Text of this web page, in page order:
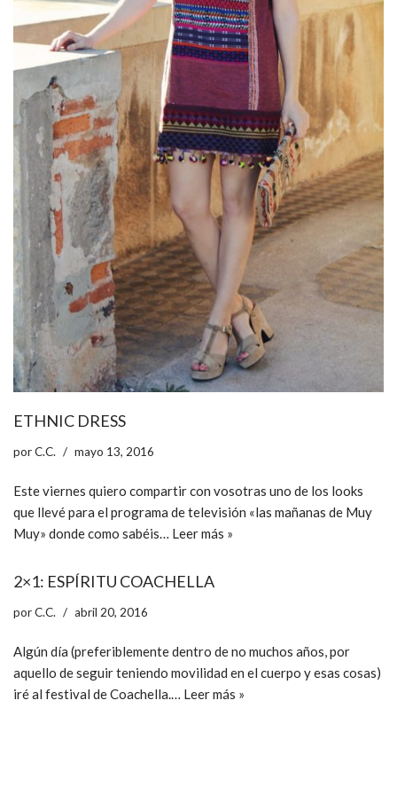
ETHNIC DRESS
porC.C. mayo 13, 2016
Este viernes quiero compartir con vosotras uno de los looks
que llevé para el programa de televisión «las mañanas de Muy
Muy» donde como sabéis… Leer más »
2×1: ESPÍRITU COACHELLA
porC.C. abril 20, 2016
Algún día (preferiblemente dentro de no muchos años, por
aquello de seguir teniendo movilidad en el cuerpo y esas cosas)
iré al festival de Coachella.… Leer más »